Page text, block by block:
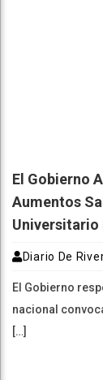
El Gobierno
Aumentos
Universitario
Diario De
El Gobierno
nacional
[…]